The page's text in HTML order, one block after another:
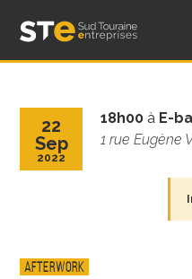
Afterwork
22
Sep
2022
18h00 à E-
1 rue Eugène